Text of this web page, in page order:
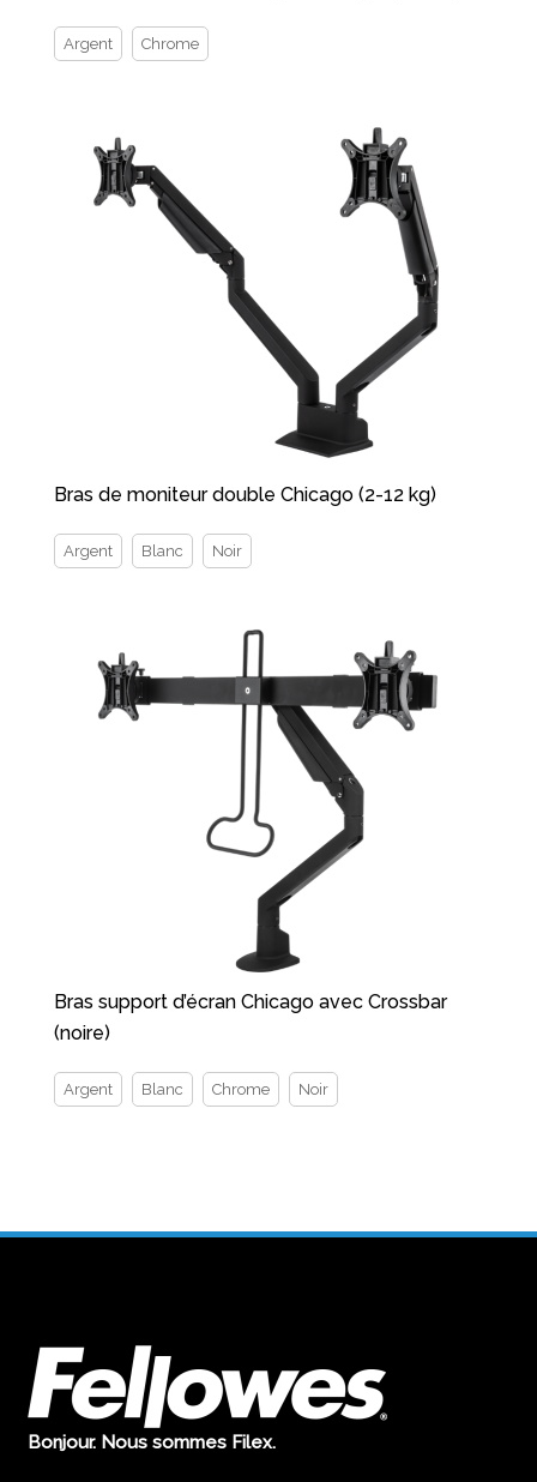
Argent Chrome
Bras de moniteur double Chicago (2-12 kg)
Argent Blanc Noir
Bras support d’écran Chicago avec Crossbar
(noire)
Argent Blanc Chrome Noir
Bonjour. Nous sommes Filex.